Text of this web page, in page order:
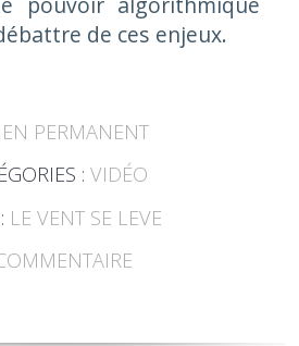
de ces enjeux.
PERMANENT
: VIDÉO
LE VENT SE LEVE